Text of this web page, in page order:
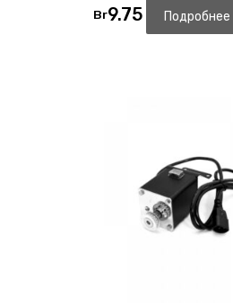
Br9.75 Подробнее